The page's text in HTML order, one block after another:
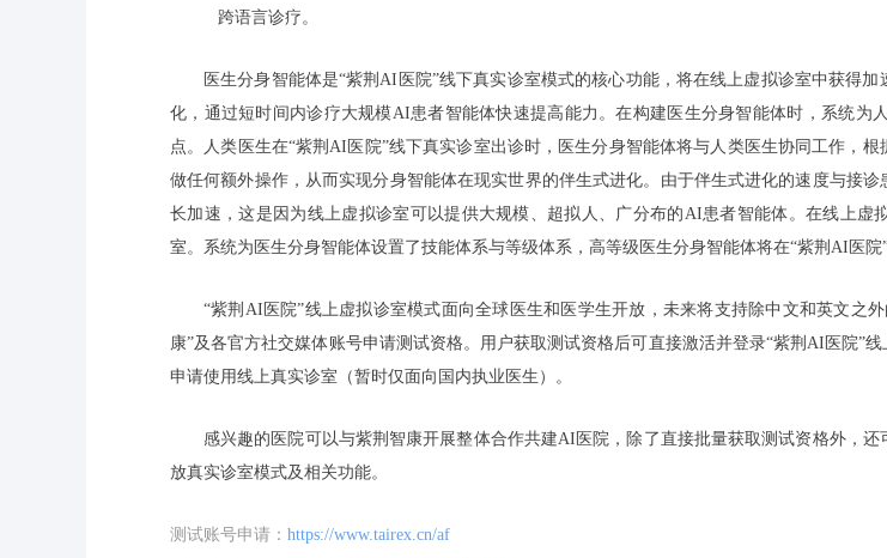
跨语言诊疗。
医生分身智能体是“紫荆AI医院”线下真实诊室模式的核心功能，将在线上虚拟诊室中获得
化，通过短时间内诊疗大规模AI患者智能体快速提高能力。在构建医生分身智能体时，系统
点。人类医生在“紫荆AI医院”线下真实诊室出诊时，医生分身智能体将与人类医生协同工作，
做任何额外操作，从而实现分身智能体在现实世界的伴生式进化。由于伴生式进化的速度与接
长加速，这是因为线上虚拟诊室可以提供大规模、超拟人、广分布的AI患者智能体。在线上
室。系统为医生分身智能体设置了技能体系与等级体系，高等级医生分身智能体将在“紫荆AI医院
“紫荆AI医院”线上虚拟诊室模式面向全球医生和医学生开放，未来将支持除中文和英文之
康”及各官方社交媒体账号申请测试资格。用户获取测试资格后可直接激活并登录“紫荆AI医院”
申请使用线上真实诊室（暂时仅面向国内执业医生）。
感兴趣的医院可以与紫荆智康开展整体合作共建AI医院，除了直接批量获取测试资格外，
放真实诊室模式及相关功能。
测试账号申请： https://www.tairex.cn/af